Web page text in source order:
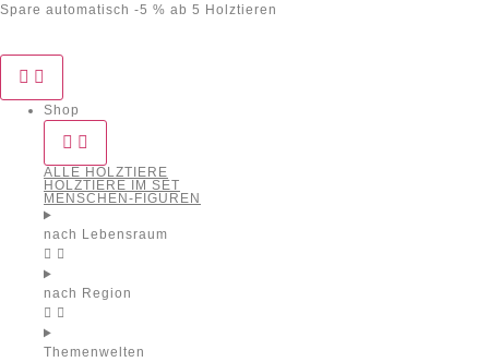
Spare automatisch -5 % ab 5 Holztieren
Shop
ALLE HOLZTIERE
HOLZTIERE IM SET
MENSCHEN-FIGUREN
nach Lebensraum
nach Region
Themenwelten